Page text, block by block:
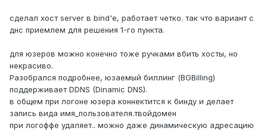
сделал хост server в bind'e, работает четко. так что вариант с
днс приемлем для решения 1-го пункта.
для юзеров можно конечно тоже ручками вбить хосты, но
некрасиво.
Разобрался подробнее, юзаемый биллинг (BGBilling)
поддерживает DDNS (Dinamic DNS).
в общем при логоне юзера коннектится к бинду и делает
запись вида имя_пользователя.твойдомен
при логоффе удаляет.. можно даже динамическую адресацию